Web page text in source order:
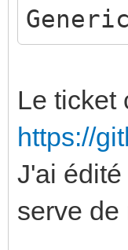
Le ticket
https://
J'ai
serve de